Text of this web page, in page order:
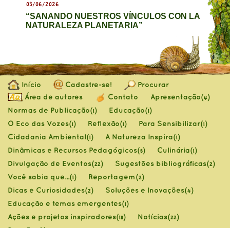
03/06/2026
“SANANDO NUESTROS VÍNCULOS CON LA
NATURALEZA PLANETARIA”
Início Cadastre-se!
Procurar
Área de autores
Contato Apresentação(4)
Normas de Publicação(1) Educação(1)
O Eco das Vozes(1) Reflexão(1) Para Sensibilizar(1)
Cidadania Ambiental(1) A Natureza Inspira(1)
Dinâmicas e Recursos Pedagógicos(8) Culinária(1)
Divulgação de Eventos(22) Sugestões bibliográficas(2)
Você sabia que...(1) Reportagem(2)
Dicas e Curiosidades(2) Soluções e Inovações(4)
Educação e temas emergentes(1)
Ações e projetos inspiradores(18) Notícias(22)